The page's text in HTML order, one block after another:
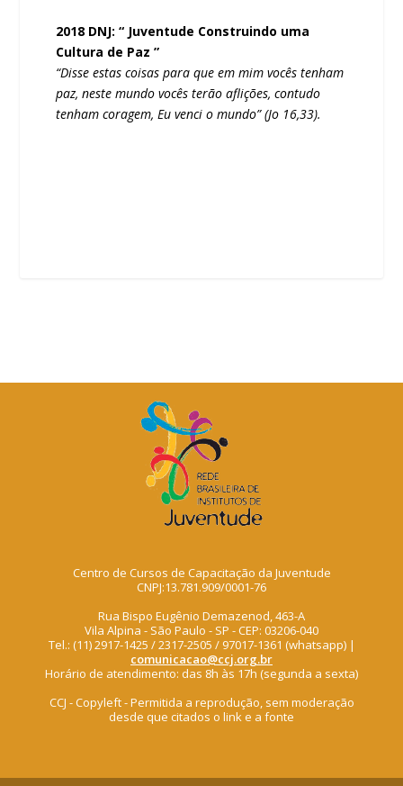
2018 DNJ: “ Juventude Construindo uma
Cultura de Paz ”
“Disse estas coisas para que em mim vocês tenham
paz, neste mundo vocês terão aflições, contudo
tenham coragem, Eu venci o mundo”(Jo 16,33).
Centro de Cursos de Capacitação da Juventude
CNPJ:13.781.909/0001-76
Rua Bispo Eugênio Demazenod, 463-A
Vila Alpina - São Paulo - SP - CEP: 03206-040
Tel.: (11) 2917-1425 / 2317-2505 / 97017-1361 (whatsapp) |
comunicacao@ccj.org.br
Horário de atendimento: das 8h às 17h (segunda a sexta)
CCJ - Copyleft - Permitida a reprodução, sem moderação
desde que citados o link e a fonte